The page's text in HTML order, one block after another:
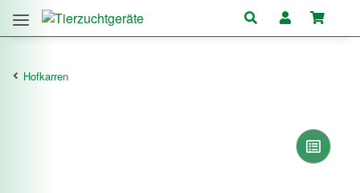
Hofkarren